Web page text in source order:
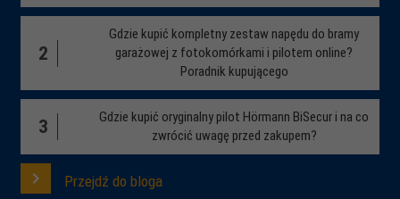
2
Gdzie kupić kompletny zestaw napędu do bramy
garażowej z fotokomórkami i pilotem online?
Poradnik kupującego
3
Gdzie kupić oryginalny pilot Hörmann BiSecur i na co
zwrócić uwagę przed zakupem?
Przejdź do bloga